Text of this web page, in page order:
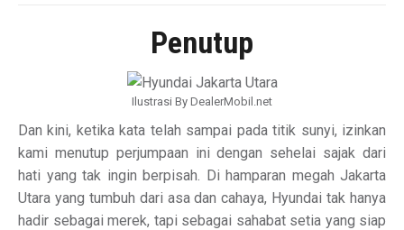
Penutup
Ilustrasi By DealerMobil.net
Dan kini, ketika kata telah sampai pada titik sunyi, izinkan
kami menutup perjumpaan ini dengan sehelai sajak dari
hati yang tak ingin berpisah. Di hamparan megah Jakarta
Utara yang tumbuh dari asa dan cahaya, Hyundai tak hanya
hadir sebagai merek, tapi sebagai sahabat setia yang siap